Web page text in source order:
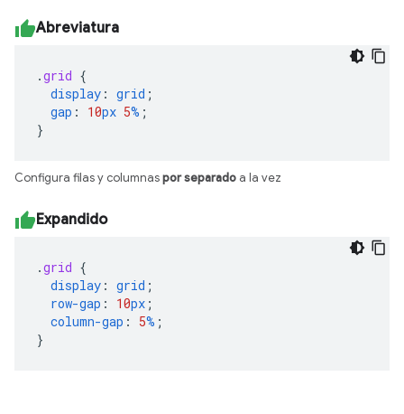
Abreviatura
.grid {
display : grid ;
gap : 10px 5% ;
}
Configura filas y columnaspor separado a la vez
Expandido
.grid {
display : grid ;
row-gap : 10px ;
column-gap : 5% ;
}